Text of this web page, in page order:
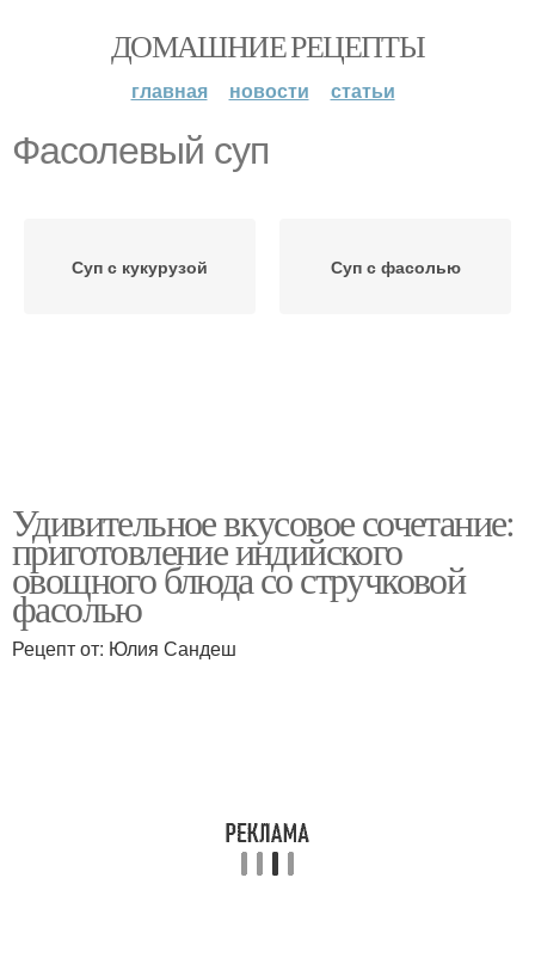
ДОМАШНИЕ РЕЦЕПТЫ
главная новости статьи
Фасолевый суп
Суп с кукурузой Суп с фасолью
Удивительное вкусовое сочетание:
приготовление индийского
овощного блюда со стручковой
фасолью
Рецепт от: Юлия Сандеш